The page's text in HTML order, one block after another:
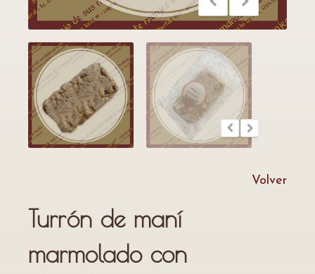
Volver
Turrón de maní
marmolado con